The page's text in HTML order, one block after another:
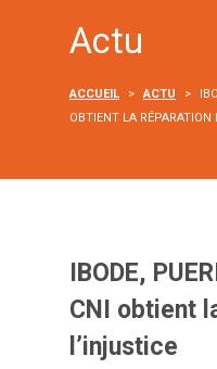
Actu
ACCUEIL > ACTU >
OBTIENT LA RÉPARATION
IBODE,
CNI obtient
l’injustice